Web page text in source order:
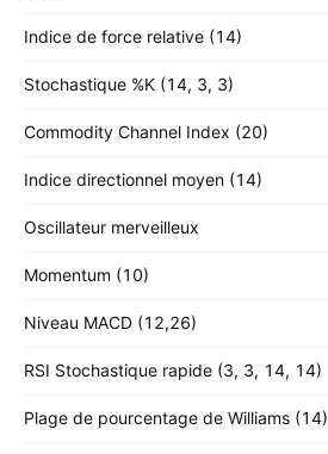
Indice de force relative (14)
Stochastique %K (14, 3, 3)
Commodity Channel Index (20)
Indice directionnel moyen (14)
Oscillateur merveilleux
Momentum (10)
Niveau MACD (12,26)
RSI Stochastique rapide (3, 3, 14, 14)
Plage de pourcentage de Williams (14)